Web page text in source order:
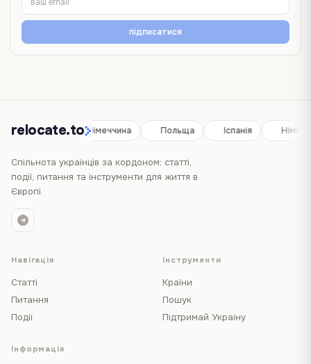
підписатися
relocate.to
Іспанія Німеччина Польща Іспанія
Спільнота українців за кордоном: статті,
події, питання та інструменти для життя в
Європі.
Навігація
Статті
Питання
Події
Інструменти
Країни
Пошук
Підтримай Україну
Інформація